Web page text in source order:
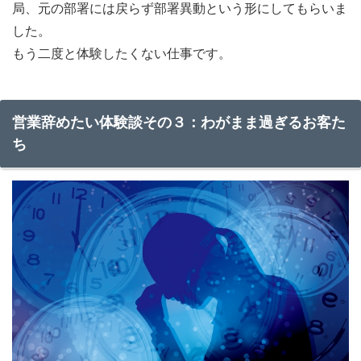
局、元の部署には戻らず部署異動という形にしてもらいま
した。
もう二度と体験したくない仕事です。
営業辞めたい体験談その３：わがまま過ぎるお客た
ち